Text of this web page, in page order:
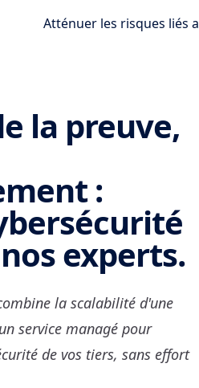
Atténuer les risques liés
la preuve,
:
experts.
la scalabilité d'une
service managé pour
de vos tiers, sans effort